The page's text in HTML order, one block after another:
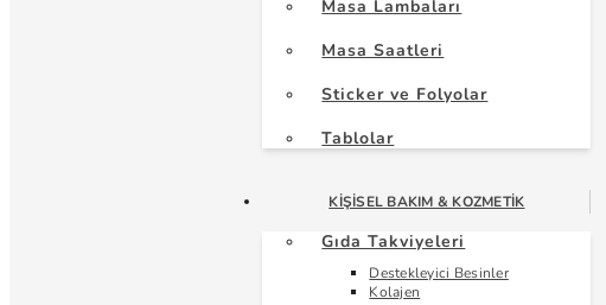
Masa Lambaları
Masa Saatleri
Sticker ve Folyolar
Tablolar
KIŞISEL BAKIM & KOZMETIK
Gıda Takviyeleri
Destekleyici Besinler
Kolajen